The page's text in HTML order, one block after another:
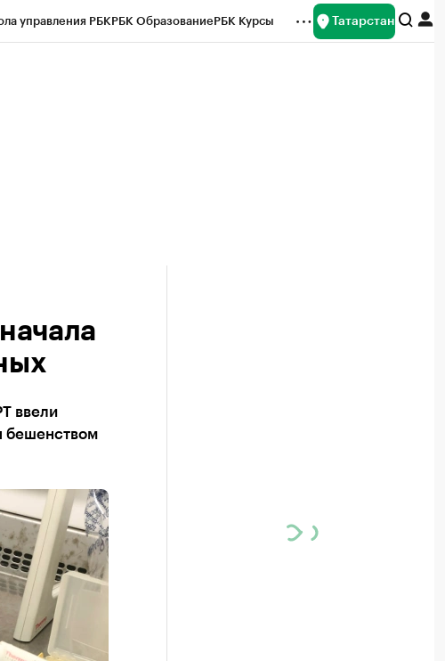
управления РБКРБК ОбразованиеРБК Курсы Татарстан
ввели
бешенством